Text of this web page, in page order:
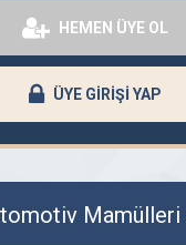
HEMEN ÜYE OL
ÜYE GİRİŞİ YAP
Mamülleri